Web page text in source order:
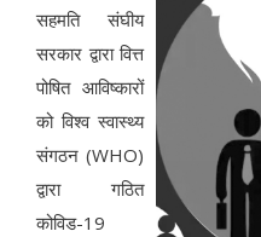
सहमति संघीय
सरकार द्वारा वित्त
पोषित आविष्कारों
को विश्व स्वास्थ्य
संगठन (WHO)
द्वारा गठित
कोविड-19